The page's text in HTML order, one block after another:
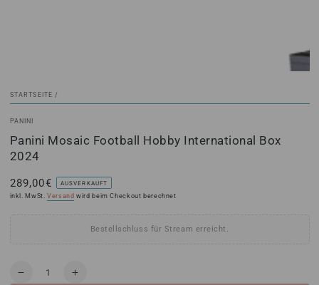
STARTSEITE /
PANINI
Panini Mosaic Football Hobby International Box
2024
Regulärer
Preis
289,00€
AUSVERKAUFT
inkl. MwSt.Versand wird beim Checkout berechnet
Bestellschluss für Stream erreicht.
Verringere
Erhöhe